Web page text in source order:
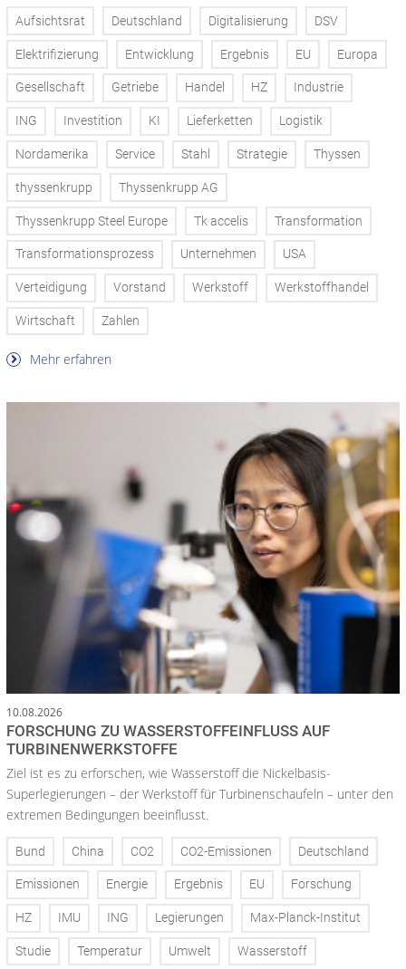
Aufsichtsrat Deutschland Digitalisierung DSV
Elektrifizierung Entwicklung Ergebnis EU Europa
Gesellschaft Getriebe Handel HZ Industrie
ING Investition KI Lieferketten Logistik
Nordamerika Service Stahl Strategie Thyssen
thyssenkrupp Thyssenkrupp AG
Thyssenkrupp Steel Europe Tk accelis Transformation
Transformationsprozess Unternehmen USA
Verteidigung Vorstand Werkstoff Werkstoffhandel
Wirtschaft Zahlen
Mehr erfahren
10.08.2026
FORSCHUNG ZU WASSERSTOFFEINFLUSS AUF
TURBINENWERKSTOFFE
Ziel ist es zu erforschen, wie Wasserstoff die Nickelbasis-
Superlegierungen – der Werkstoff für Turbinenschaufeln – unter den
extremen Bedingungen beeinflusst.
Bund China CO2 CO2-Emissionen Deutschland
Emissionen Energie Ergebnis EU Forschung
HZ IMU ING Legierungen Max-Planck-Institut
Studie Temperatur Umwelt Wasserstoff